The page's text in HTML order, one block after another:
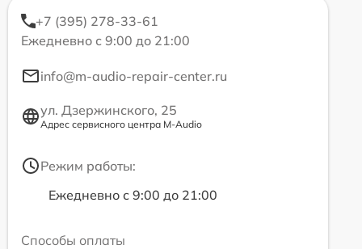
+7 (395) 278-33-61
Ежедневно с 9:00 до 21:00
info@m-audio-repair-center.ru
ул. Дзержинского, 25
Адрес сервисного центра M-Audio
Режим работы:
Ежедневно с 9:00 до 21:00
Способы оплаты